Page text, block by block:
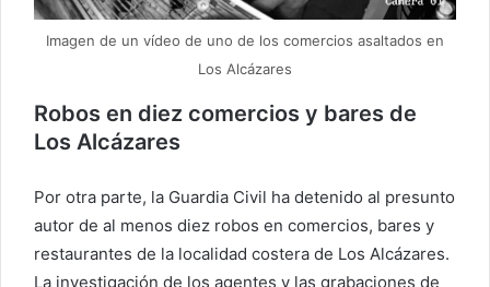
Imagen de un vídeo de uno de los comercios asaltados en
Los Alcázares
Robos en diez comercios y bares de
Los Alcázares
Por otra parte, la Guardia Civil ha detenido al presunto
autor de al menos diez robos en comercios, bares y
restaurantes de la localidad costera de Los Alcázares.
La investigación de los agentes y las grabaciones de